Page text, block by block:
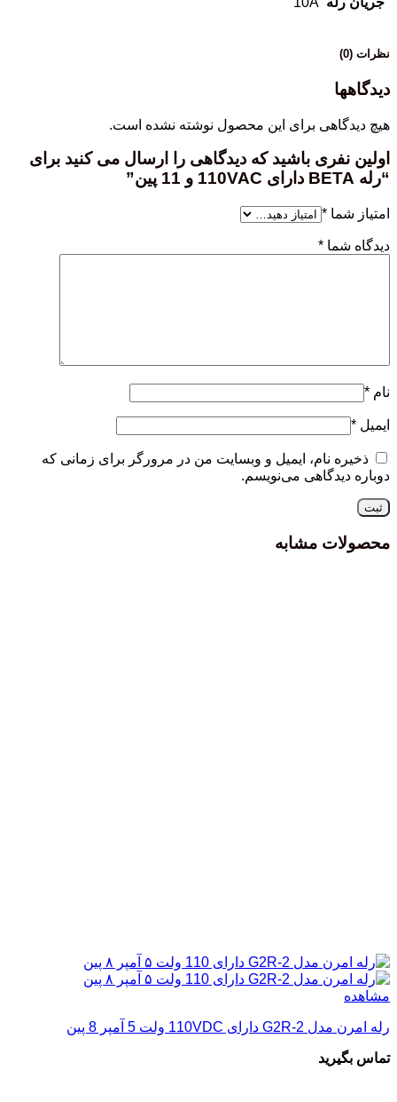
نظرات (0)
دیدگاهها
هیچ دیدگاهی برای این محصول نوشته نشده است.
اولین نفری باشید که دیدگاهی را ارسال می کنید برای
“رله BETA دارای 110VAC و 11 پین”
امتیاز شما *
دیدگاه شما *
نام *
ایمیل *
ذخیره نام، ایمیل و وبسایت من در مرورگر برای زمانی که
دوباره دیدگاهی می‌نویسم.
محصولات مشابه
مشاهده
رله امرن مدل G2R-2 دارای 110VDC ولت 5 آمپر 8 پین
تماس بگیرید